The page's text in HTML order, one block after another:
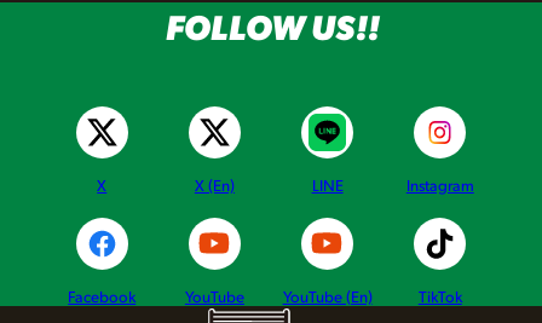
FOLLOW US!!
X X (En) LINE Instagram
Facebook YouTube YouTube (En) TikTok